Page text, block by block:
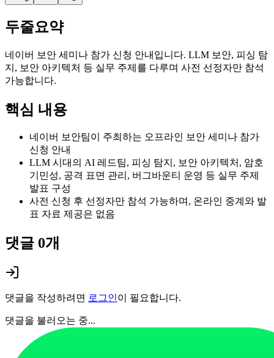
두줄요약
네이버 보안 세미나 참가 신청 안내입니다. LLM 보안, 피싱 탐
지, 보안 아키텍처 등 실무 주제를 다루며 사전 선정자만 참석
가능합니다.
핵심 내용
네이버 보안팀이 주최하는 오프라인 보안 세미나 참가
신청 안내
LLM 시대의 AI 레드팀, 피싱 탐지, 보안 아키텍처, 암호
기민성, 공격 표면 관리, 버그바운티 운영 등 실무 주제
발표 구성
사전 신청 후 선정자만 참석 가능하며, 온라인 중계와 발
표 자료 제공은 없음
댓글 0개
댓글을 작성하려면 로그인이 필요합니다.
댓글을 불러오는 중...